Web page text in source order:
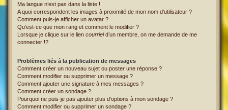
Ma langue n’est pas dans la liste !
A quoi correspondent les images à proximité de mon nom d’utilisateur ?
Comment puis-je afficher un avatar ?
Qu’est-ce que mon rang et comment le modifier ?
Lorsque je clique sur le lien courrield’un membre, on me demande de me
connecter !?
Problèmes liés à la publication de messages
Comment créer un nouveau sujet ou poster une réponse ?
Comment modifier ou supprimer un message ?
Comment ajouter une signature à mes messages ?
Comment créer un sondage ?
Pourquoi ne puis-je pas ajouter plus d’options à mon sondage ?
Comment modifier ou supprimer un sondage ?